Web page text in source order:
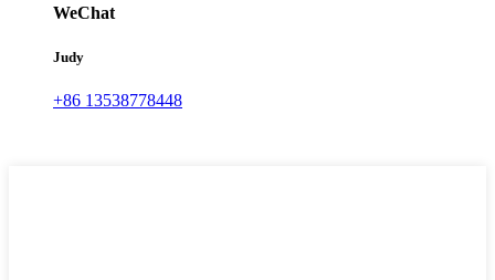
WeChat
Judy
+86 13538778448